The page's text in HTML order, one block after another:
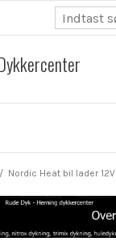
/ Nordic Heat bil lader 12V